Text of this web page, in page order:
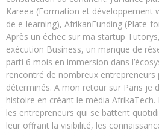
Kareea (Formation et développement
de e-learning), AfrikanFunding (Plate-
Après un échec sur ma startup
exécution Business, un manque de
parti 6 mois en immersion dans
rencontré de nombreux
déterminés. A mon retour sur Paris je
histoire en créant le média
les entrepreneurs qui se battent
leur offrant la visibilité, les